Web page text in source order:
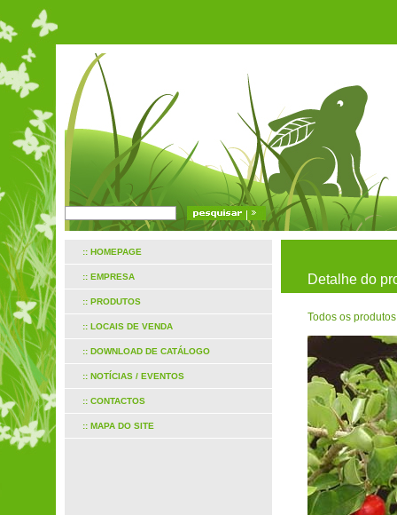
:: HOMEPAGE
:: EMPRESA
:: PRODUTOS
:: LOCAIS DE VENDA
:: DOWNLOAD DE CATÁLOGO
:: NOTÍCIAS / EVENTOS
:: CONTACTOS
:: MAPA DO SITE
Detalhe do
Todos os produtos